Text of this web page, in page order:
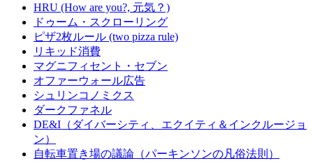
HRU (How are you?, 元気？)
ドゥーム・スクローリング
ピザ2枚ルール (two pizza rule)
リキッド消費
マグニフィセント・セブン
オファーウォール広告
シュリンコノミクス
ダークファネル
DE&I（ダイバーシティ、エクイティ＆インクルージョ
ン）
自転車置き場の議論（パーキンソンの凡俗法則）